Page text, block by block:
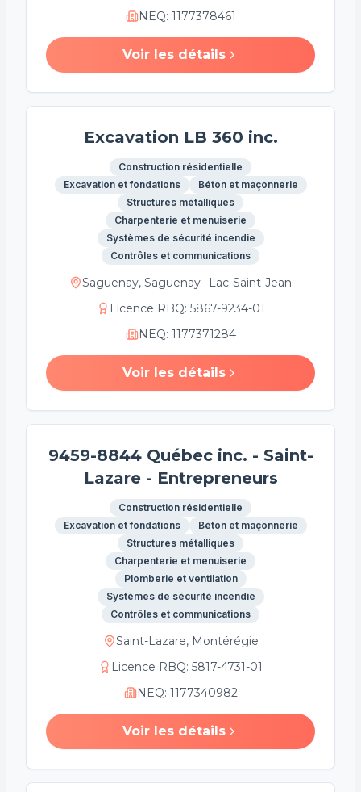
NEQ: 1177378461
Voir les détails
Excavation LB 360 inc.
Construction résidentielle
Excavation et fondations
Béton et maçonnerie
Structures métalliques
Charpenterie et menuiserie
Systèmes de sécurité incendie
Contrôles et communications
Saguenay, Saguenay--Lac-Saint-Jean
Licence RBQ: 5867-9234-01
NEQ: 1177371284
Voir les détails
9459-8844 Québec inc. - Saint-
Lazare - Entrepreneurs
Construction résidentielle
Excavation et fondations
Béton et maçonnerie
Structures métalliques
Charpenterie et menuiserie
Plomberie et ventilation
Systèmes de sécurité incendie
Contrôles et communications
Saint-Lazare, Montérégie
Licence RBQ: 5817-4731-01
NEQ: 1177340982
Voir les détails